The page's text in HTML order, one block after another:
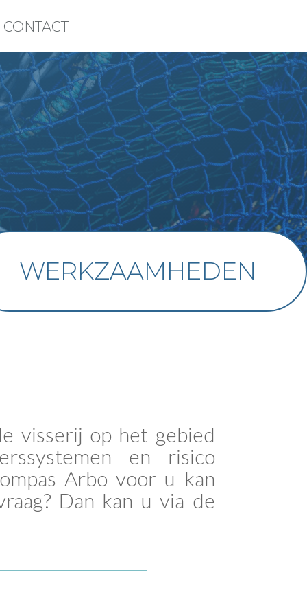
CONTACT
Arbo voert verschillende werkzaamheden uit in de visserij op
van advies, voorlichting & instructie,
en R
WERKZAAMHEDEN
visserij op het gebied
en risico
Arbo voor u kan
Dan kan u via de